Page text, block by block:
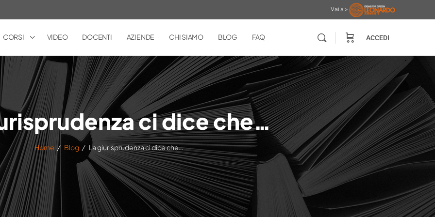
Vai a >
CORSI VIDEO DOCENTI AZIENDE CHI SIAMO BLOG FAQ ACCEDI
ci dice che…
Home / Blog / La giurisprudenza ci dice che…